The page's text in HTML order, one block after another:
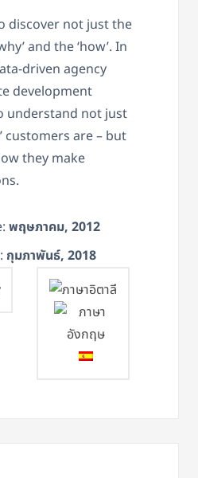
discover not just the
and the ‘how’. In
driven agency
development
understand not just
customers are – but
they make
พฤษภาคม, 2012
กุมภาพันธ์, 2018